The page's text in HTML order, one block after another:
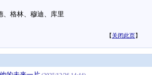
格林、穆迪、库里
【 关闭此页】